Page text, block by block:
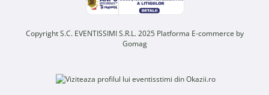
Copyright S.C. EVENTISSIMI S.R.L. 2025 Platforma E-commerce by
Gomag